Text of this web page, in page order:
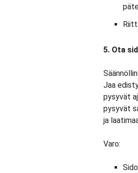
5. Ota
Jaa
pysyvät
pysyvät
ja
Varo: